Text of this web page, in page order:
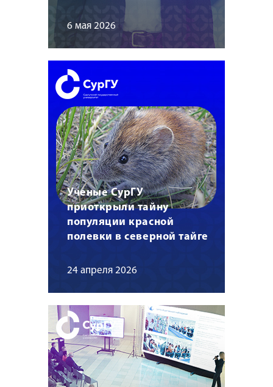
6 мая 2026
Ученые СурГУ
приоткрыли тайну
популяции красной
полевки в северной тайге
24 апреля 2026